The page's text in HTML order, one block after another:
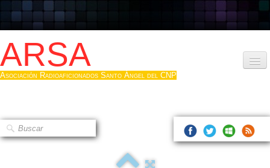
ARSA
Asociación Radioaficionados Santo Ángel del CNP
Que es la ARSA